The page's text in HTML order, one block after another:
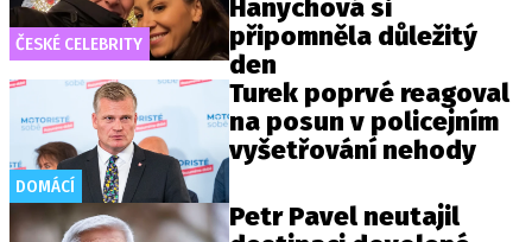
ČESKÉ CELEBRITY
Hanychová si
připomněla důležitý
den
DOMÁCÍ
Turek poprvé reagoval
na posun v policejním
vyšetřování nehody
Petr Pavel neutajil